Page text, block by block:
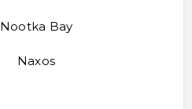
Nootka Bay
Naxos